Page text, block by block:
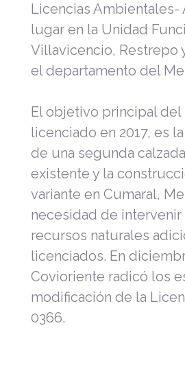
Licencias Ambientales-
lugar en la Unidad
Villavicencio, Restrepo
el departamento del
El objetivo principal
licenciado en 2017, es
de una segunda
existente y la
variante en Cumaral,
necesidad de intervenir
recursos naturales
licenciados. En
Covioriente radicó los
modificación de la
0366.